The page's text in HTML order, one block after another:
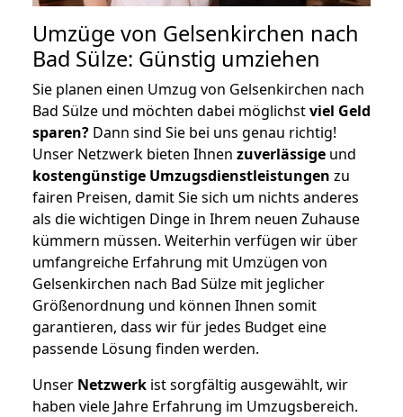
Umzüge von Gelsenkirchen nach
Bad Sülze: Günstig umziehen
Sie planen einen Umzug von Gelsenkirchen nach
Bad Sülze und möchten dabei möglichstviel Geld
sparen? Dann sind Sie bei uns genau richtig!
Unser Netzwerk bieten Ihnen zuverlässige und
kostengünstige Umzugsdienstleistungen zu
fairen Preisen, damit Sie sich um nichts anderes
als die wichtigen Dinge in Ihrem neuen Zuhause
kümmern müssen. Weiterhin verfügen wir über
umfangreiche Erfahrung mit Umzügen von
Gelsenkirchen nach Bad Sülze mit jeglicher
Größenordnung und können Ihnen somit
garantieren, dass wir für jedes Budget eine
passende Lösung finden werden.
Unser Netzwerk ist sorgfältig ausgewählt, wir
haben viele Jahre Erfahrung im Umzugsbereich.